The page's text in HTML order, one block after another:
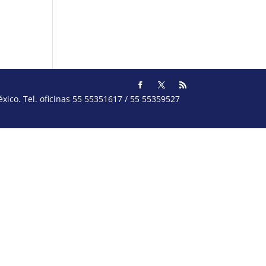
Tel. oficinas 55 55351617 / 55 55359527